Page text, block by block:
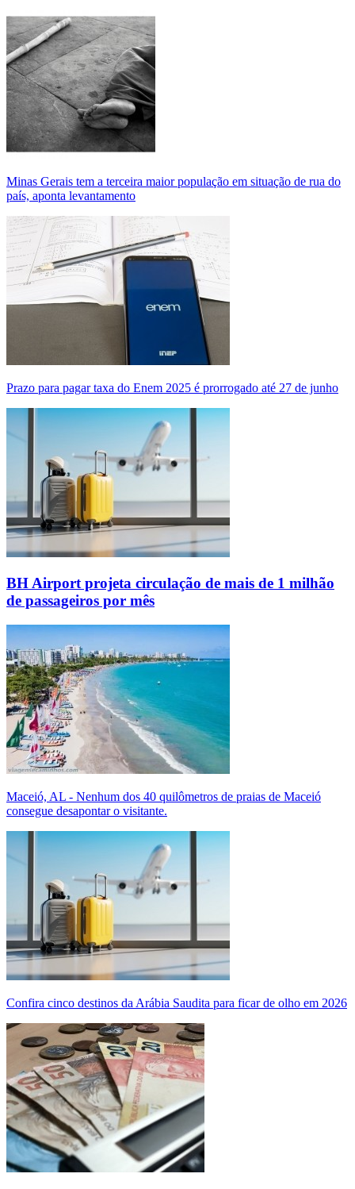
Minas Gerais tem a terceira maior população em situação de rua do
país, aponta levantamento
Prazo para pagar taxa do Enem 2025 é prorrogado até 27 de junho
BH Airport projeta circulação de mais de 1 milhão
de passageiros por mês
Maceió, AL - Nenhum dos 40 quilômetros de praias de Maceió
consegue desapontar o visitante.
Confira cinco destinos da Arábia Saudita para ficar de olho em 2026